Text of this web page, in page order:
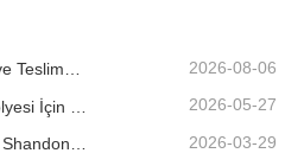
Kavurucu Sıcakla Mücadele ve Teslimatı Garanti Etme - Şirket, Yükleyici Aksesuarlarının Sevkiyat Görevini Başarıyla Tamamladı 2026-08-06
2026-05-27
2026-03-29